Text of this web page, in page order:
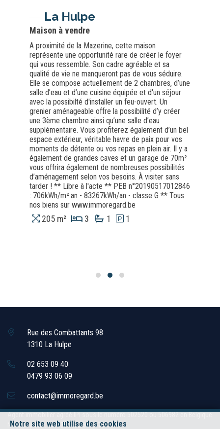
La Hulpe
Maison à vendre
A proximité de la Mazerine, cette maison
représente une opportunité rare de créer le foyer
qui vous ressemble. Son cadre agréable et sa
qualité de vie ne manqueront pas de vous séduire.
Elle se compose actuellement de 2 chambres, d’une
salle d’eau et d’une cuisine équipée et d'un séjour
avec la possibilté d'installer un feu-ouvert. Un
grenier aménageable offre la possibilité d’y créer
une 3ème chambre ainsi qu’une salle d’eau
supplémentaire. Vous profiterez également d’un bel
espace extérieur, véritable havre de paix pour vos
moments de détente ou vos repas en plein air. Il y a
également de grandes caves et un garage de 70m²
vous offrira également de nombreuses possibilités
d’aménagement selon vos besoins. À visiter sans
tarder ! ** Libre à l'acte ** PEB n°20190517012846
: 706kWh/m².an - 83267kWh/an - classe G ** Tous
nos biens sur www.immoregard.be
205 m² 3 1 1
Notre site web utilise des cookies
Rue des Combattants 98
1310 La Hulpe
02 653 09 40
0479 93 06 09
contact@immoregard.be
Agent immobilier agréé IPI sous le numéro 502520 ou 506982 en Belgique
N° entreprise : TVA BE0432.331.473